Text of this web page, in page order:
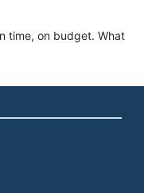
time, on budget. What